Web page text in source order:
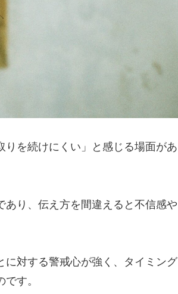
を続けにくい」と感じる場面があ
あり、伝え方を間違えると不信感や
対する警戒心が強く、タイミング
す。